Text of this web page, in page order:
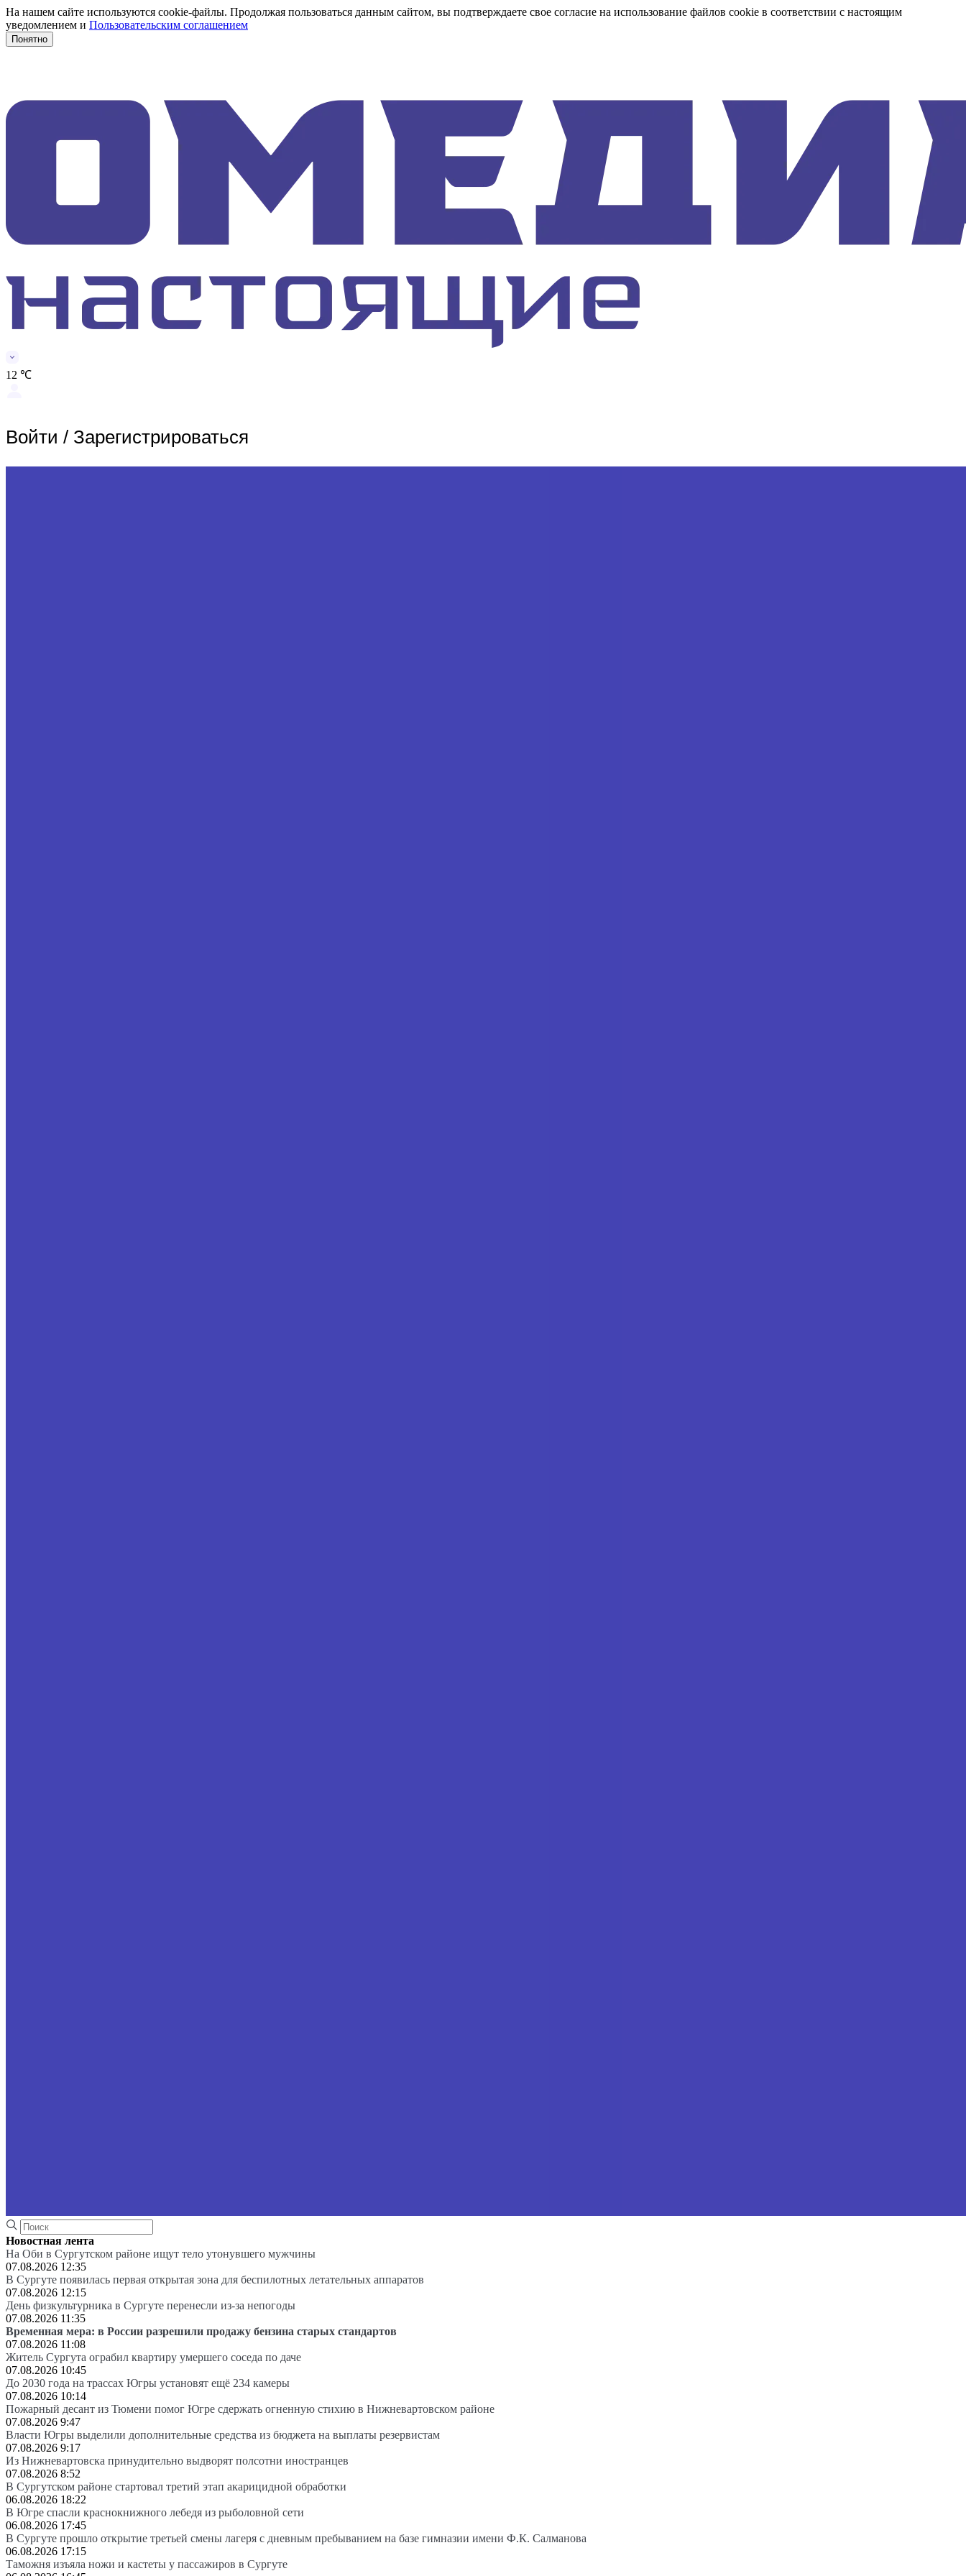
На нашем сайте используются cookie-файлы. Продолжая пользоваться данным сайтом, вы подтверждаете свое согласие на использование файлов cookie в соответствии с настоящим
уведомлением и Пользовательским соглашением
Понятно
12 ℃
Войти / Зарегистрироваться
Новостная лента
На Оби в Сургутском районе ищут тело утонувшего мужчины
07.08.2026 12:35
В Сургуте появилась первая открытая зона для беспилотных летательных аппаратов
07.08.2026 12:15
День физкультурника в Сургуте перенесли из-за непогоды
07.08.2026 11:35
Временная мера: в России разрешили продажу бензина старых стандартов
07.08.2026 11:08
Житель Сургута ограбил квартиру умершего соседа по даче
07.08.2026 10:45
До 2030 года на трассах Югры установят ещё 234 камеры
07.08.2026 10:14
Пожарный десант из Тюмени помог Югре сдержать огненную стихию в Нижневартовском районе
07.08.2026 9:47
Власти Югры выделили дополнительные средства из бюджета на выплаты резервистам
07.08.2026 9:17
Из Нижневартовска принудительно выдворят полсотни иностранцев
07.08.2026 8:52
В Сургутском районе стартовал третий этап акарицидной обработки
06.08.2026 18:22
В Югре спасли краснокнижного лебедя из рыболовной сети
06.08.2026 17:45
В Сургуте прошло открытие третьей смены лагеря с дневным пребыванием на базе гимназии имени Ф.К. Салманова
06.08.2026 17:15
Таможня изъяла ножи и кастеты у пассажиров в Сургуте